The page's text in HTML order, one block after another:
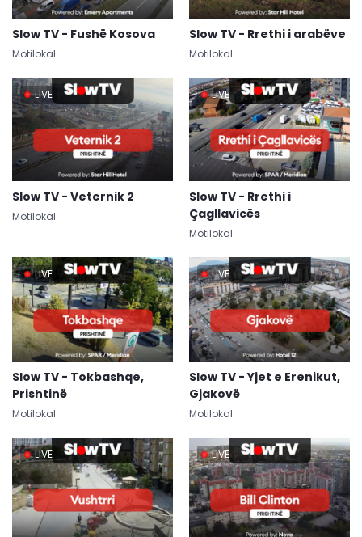
Slow TV - Fushë Kosova
Motilokal
Slow TV - Rrethi i arabëve
Motilokal
LIVE
Slow TV - Veternik 2
Motilokal
LIVE
Slow TV - Rrethi i
Çagllavicës
Motilokal
LIVE
Slow TV - Tokbashqe,
Prishtinë
Motilokal
LIVE
Slow TV - Yjet e Erenikut,
Gjakovë
Motilokal
LIVE LIVE